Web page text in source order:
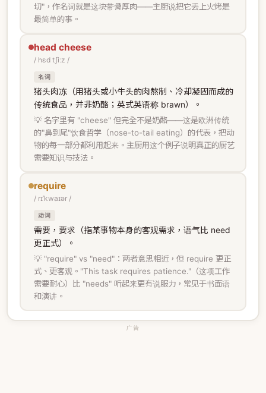
切"，作名词就是这块带骨厚肉——主厨说把它丢上火烤是
最简单的事。
head cheese
/ hɛd tʃiːz /
名词
猪头肉冻（用猪头或小牛头的肉熬制、冷却凝固而成的
传统食品，并非奶酪；英式英语称 brawn）。
💡 名字里有 "cheese" 但完全不是奶酪——这是欧洲传统
的"鼻到尾"饮食哲学（nose-to-tail eating）的代表，把动
物的每一部分都利用起来。主厨用这个例子说明真正的厨艺
需要知识与技法。
require
/ rɪˈkwaɪər /
动词
需要，要求（指某事物本身的客观需求，语气比 need
更正式）。
💡 "require" vs "need"：两者意思相近，但 require 更正
式、更客观。"This task requires patience."（这项工作
需要耐心）比 "needs" 听起来更有说服力，常见于书面语
和演讲。
广告